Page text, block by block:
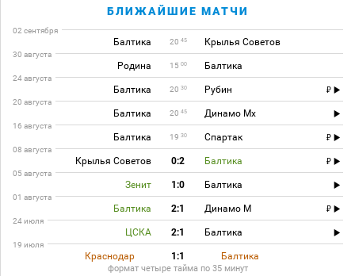
БЛИЖАЙШИЕ МАТЧИ
02 сентября
Балтика 20 45 Крылья Советов
30 августа
Родина 15 00 Балтика
24 августа
Балтика 20 30 Рубин
20 августа
Балтика 20 45 Динамо Мх
16 августа
Балтика 19 30 Спартак
08 августа
Крылья Советов 0:2 Балтика
05 августа
Зенит 1:0 Балтика
01 августа
Балтика 2:1 Динамо М
24 июля
ЦСКА 2:1 Балтика
19 июля
Краснодар 1:1 Балтика
формат четыре тайма по 35 минут